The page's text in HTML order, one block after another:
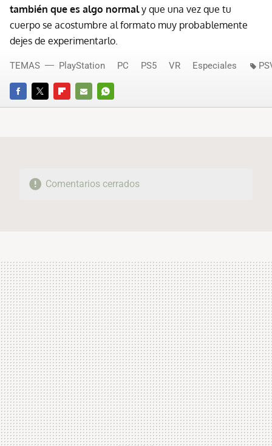
también que es algo normaly que una vez que tu
cuerpo se acostumbre al formato muy probablemente
dejes de experimentarlo.
FACEBOOKTWITTERFLIPBOARD
E-
WHATSAPP
TEMAS PlayStation PC PS5 VR Especiales
Comentarios cerrados